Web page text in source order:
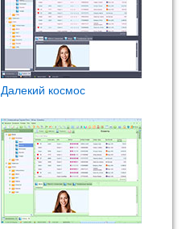
Далекий космос